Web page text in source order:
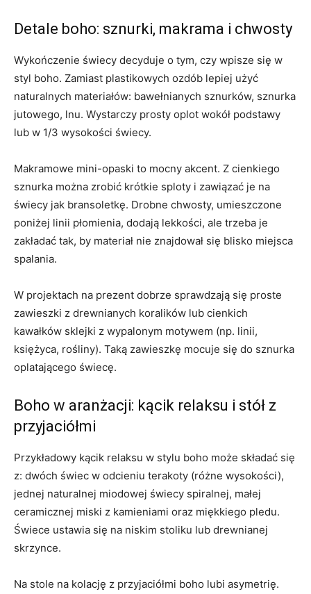
Detale boho: sznurki, makrama i chwosty
Wykończenie świecy decyduje o tym, czy wpisze się w
styl boho. Zamiast plastikowych ozdób lepiej użyć
naturalnych materiałów: bawełnianych sznurków, sznurka
jutowego, lnu. Wystarczy prosty oplot wokół podstawy
lub w 1/3 wysokości świecy.
Makramowe mini-opaski to mocny akcent. Z cienkiego
sznurka można zrobić krótkie sploty i zawiązać je na
świecy jak bransoletkę. Drobne chwosty, umieszczone
poniżej linii płomienia, dodają lekkości, ale trzeba je
zakładać tak, by materiał nie znajdował się blisko miejsca
spalania.
W projektach na prezent dobrze sprawdzają się proste
zawieszki z drewnianych koralików lub cienkich
kawałków sklejki z wypalonym motywem (np. linii,
księżyca, rośliny). Taką zawieszkę mocuje się do sznurka
oplatającego świecę.
Boho w aranżacji: kącik relaksu i stół z
przyjaciółmi
Przykładowy kącik relaksu w stylu boho może składać się
z: dwóch świec w odcieniu terakoty (różne wysokości),
jednej naturalnej miodowej świecy spiralnej, małej
ceramicznej miski z kamieniami oraz miękkiego pledu.
Świece ustawia się na niskim stoliku lub drewnianej
skrzynce.
Na stole na kolację z przyjaciółmi boho lubi asymetrię.